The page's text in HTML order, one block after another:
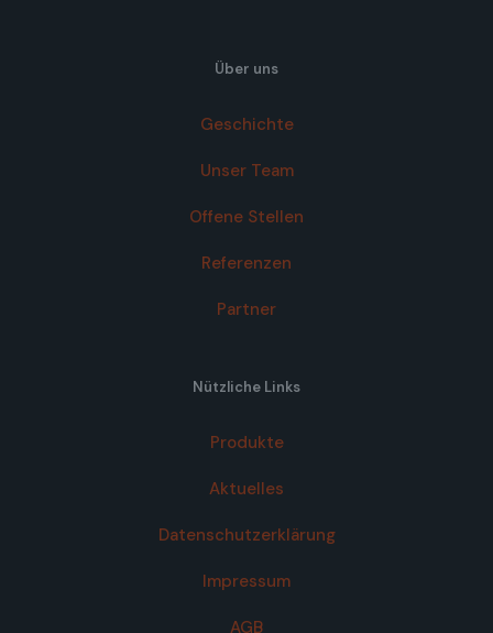
Über uns
Geschichte
Unser Team
Offene Stellen
Referenzen
Partner
Nützliche Links
Produkte
Aktuelles
Datenschutzerklärung
Impressum
AGB